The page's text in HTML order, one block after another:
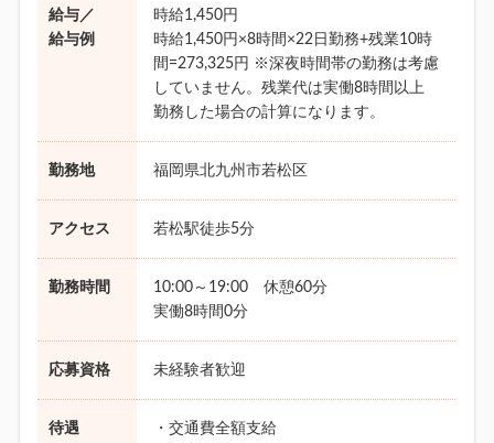
給与／
給与例
時給1,450円
時給1,450円×8時間×22日勤務+残業10時
間=273,325円 ※深夜時間帯の勤務は考慮
していません。残業代は実働8時間以上
勤務した場合の計算になります。
勤務地 福岡県北九州市若松区
アクセス 若松駅徒歩5分
勤務時間
10:00～19:00 休憩60分
実働8時間0分
応募資格 未経験者歓迎
待遇
・交通費全額支給